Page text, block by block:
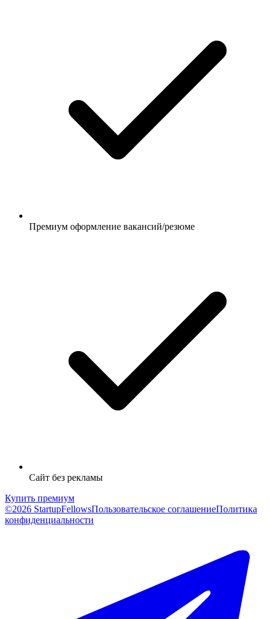
Премиум оформление вакансий/резюме
Сайт без рекламы
Купить премиум
©2026 StartupFellowsПользовательское соглашениеПолитика
конфиденциальности